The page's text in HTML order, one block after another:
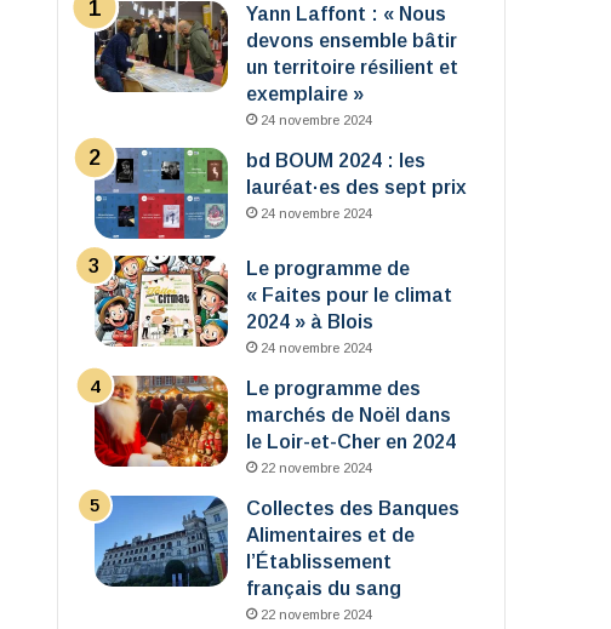
Yann Laffont : « Nous
devons ensemble bâtir
un territoire résilient et
exemplaire »
24 novembre 2024
bd BOUM 2024 : les
lauréat·es des sept prix
24 novembre 2024
Le programme de
« Faites pour le climat
2024 » à Blois
24 novembre 2024
Le programme des
marchés de Noël dans
le Loir-et-Cher en 2024
22 novembre 2024
Collectes des Banques
Alimentaires et de
l’Établissement
français du sang
22 novembre 2024